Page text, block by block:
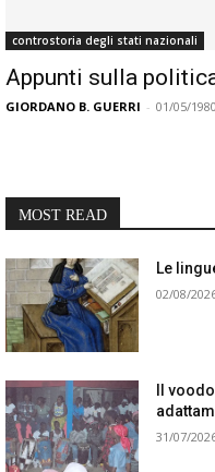
controstoria degli stati nazionali
Appunti sulla
GIORDANO B. GUERRI - 01/05/1980
MOST READ
Le
02/08/
Il
31/07/